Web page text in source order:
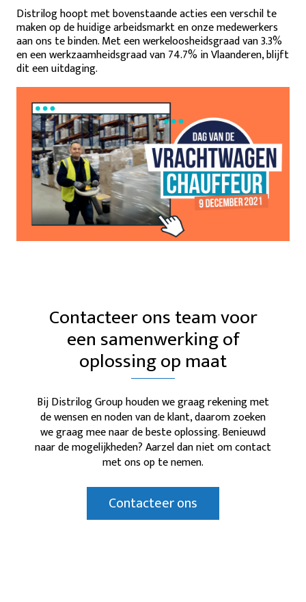
Distrilog hoopt met bovenstaande acties een verschil te
maken op de huidige arbeidsmarkt en onze medewerkers
aan ons te binden. Met een werkeloosheidsgraad van 3.3%
en een werkzaamheidsgraad van 74.7% in Vlaanderen, blijft
dit een uitdaging.
Contacteer ons team voor
een samenwerking of
oplossing op maat
Bij Distrilog Group houden we graag rekening met
de wensen en noden van de klant, daarom zoeken
we graag mee naar de beste oplossing. Benieuwd
naar de mogelijkheden? Aarzel dan niet om contact
met ons op te nemen.
Contacteer ons